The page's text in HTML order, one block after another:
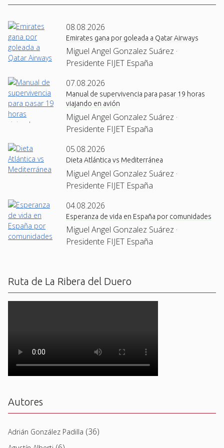
08.08.2026
Emirates gana por goleada a Qatar Airways
Miguel Angel Gonzalez Suárez ·
Presidente FIJET España
07.08.2026
Manual de supervivencia para pasar 19 horas
viajando en avión
Miguel Angel Gonzalez Suárez ·
Presidente FIJET España
05.08.2026
Dieta Atlántica vs Mediterránea
Miguel Angel Gonzalez Suárez ·
Presidente FIJET España
04.08.2026
Esperanza de vida en España por comunidades
Miguel Angel Gonzalez Suárez ·
Presidente FIJET España
Ruta de La Ribera del Duero
Autores
Adrián González Padilla (36)